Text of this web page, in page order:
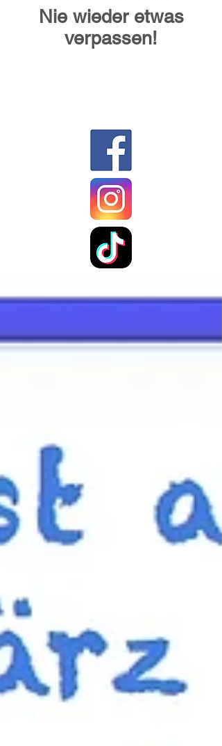
Nie wieder etwas
verpassen!